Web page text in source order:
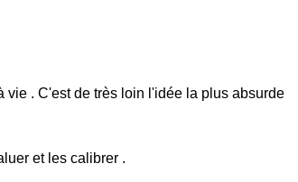
vie . C'est de très loin l'idée la plus absurde
et les calibrer .